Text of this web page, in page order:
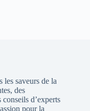
les saveurs de la
des
d’experts
pour la